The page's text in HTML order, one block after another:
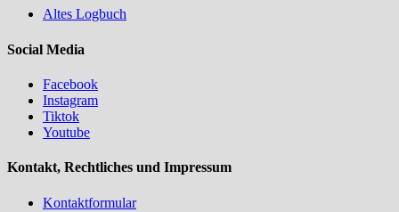
Altes Logbuch
Social Media
Facebook
Instagram
Tiktok
Youtube
Kontakt, Rechtliches und Impressum
Kontaktformular